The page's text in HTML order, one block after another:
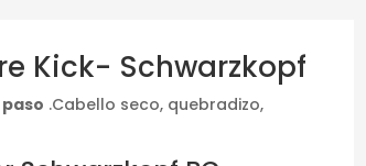
Kick- Schwarzkopf
.Cabello seco, quebradizo,